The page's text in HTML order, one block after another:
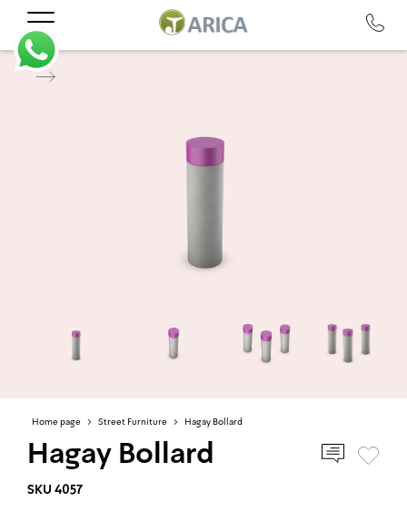
Home page > Street Furniture > Hagay Bollard
Hagay Bollard
SKU 4057